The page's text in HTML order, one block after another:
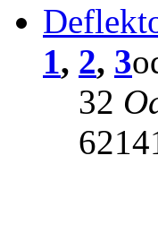
1, 2, 3
32